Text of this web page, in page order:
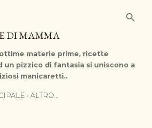
DI MAMMA
materie prime, ricette
un pizzico di fantasia si uniscono a
manicaretti..
ALTRO…